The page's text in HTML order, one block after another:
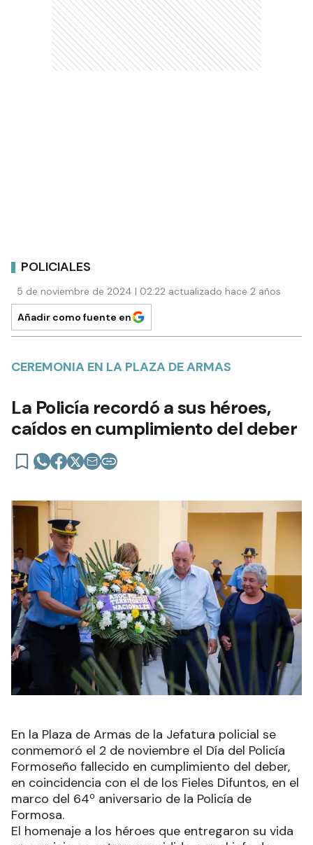
POLICIALES
5 de noviembre de 2024 | 02:22 actualizado hace 2 años
Añadir como fuente en
CEREMONIA EN LA PLAZA DE ARMAS
La Policía recordó a sus héroes,
caídos en cumplimiento del deber
En la Plaza de Armas de la Jefatura policial se
conmemoró el 2 de noviembre el Día del Policía
Formoseño fallecido en cumplimiento del deber,
en coincidencia con el de los Fieles Difuntos, en el
marco del 64º aniversario de la Policía de
Formosa.
El homenaje a los héroes que entregaron su vida